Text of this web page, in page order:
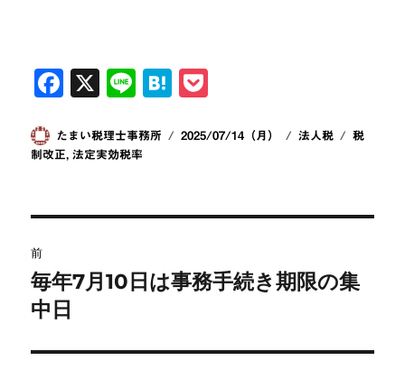
F
c
e
o
k
X
Li
e
H
e ck
投
稿
たまい税理士事務所
投
2025/07/14（月）
カ
法人税
タ
税
制改正,法定実効税率
稿
ナ
ビ
前
前
の
稿:
毎年7月10日は事務手続き期限の集
中日